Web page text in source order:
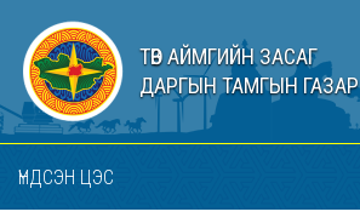
ТӨВ АЙМГИЙН ЗАСАГ
ДАРГЫН ТАМГЫН ГАЗАР
ҮНДСЭН ЦЭС